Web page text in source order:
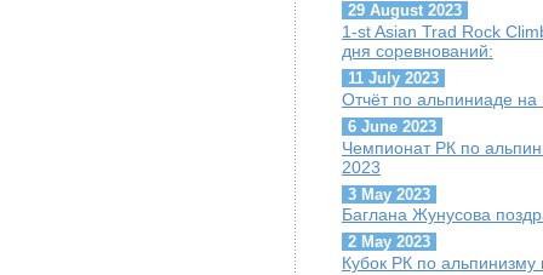
29 August 2023
1-st Asian Trad Rock
дня соревнований:
11 July 2023
Отчёт по альпиниаде
6 June 2023
Чемпионат РК по
2023
3 May 2023
Баглана Жунусова
2 May 2023
Кубок РК по альпинизму